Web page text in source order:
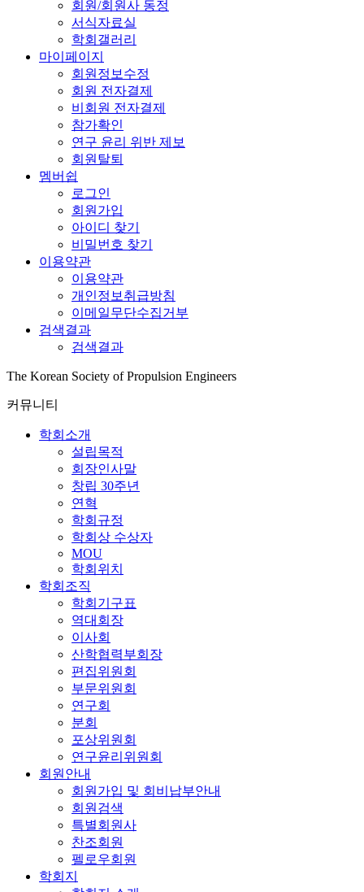
회원/회원사 동정
서식자료실
학회갤러리
마이페이지
회원정보수정
회원 전자결제
비회원 전자결제
참가확인
연구 윤리 위반 제보
회원탈퇴
멤버쉽
로그인
회원가입
아이디 찾기
비밀번호 찾기
이용약관
이용약관
개인정보취급방침
이메일무단수집거부
검색결과
검색결과
The Korean Society of Propulsion Engineers
커뮤니티
학회소개
설립목적
회장인사말
창립 30주년
연혁
학회규정
학회상 수상자
MOU
학회위치
학회조직
학회기구표
역대회장
이사회
산학협력부회장
편집위원회
부문위원회
연구회
분회
포상위원회
연구윤리위원회
회원안내
회원가입 및 회비납부안내
회원검색
특별회원사
찬조회원
펠로우회원
학회지